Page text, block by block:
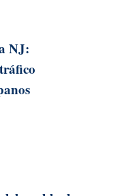
NJ: